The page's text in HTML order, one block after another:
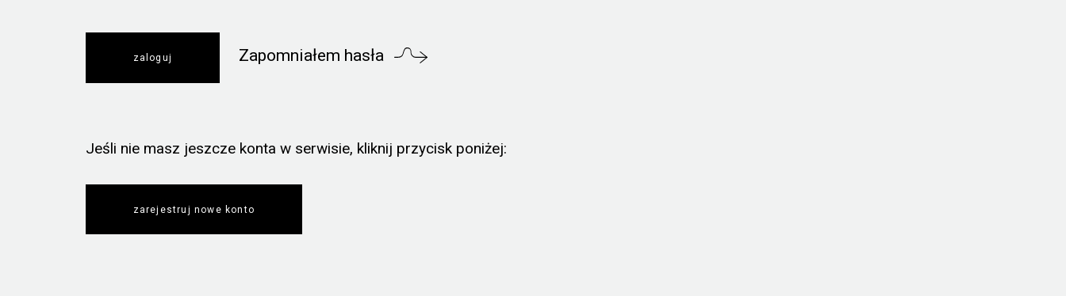
Zapomniałem hasła
Jeśli nie masz jeszcze konta w serwisie, kliknij przycisk poniżej:
zarejestruj nowe konto